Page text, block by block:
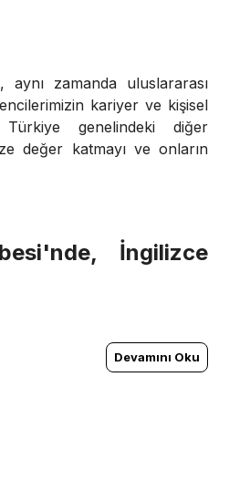
aynı zamanda uluslararası
kariyer ve kişisel
Türkiye genelindeki diğer
değer katmayı ve onların
İngilizce
Devamını Oku